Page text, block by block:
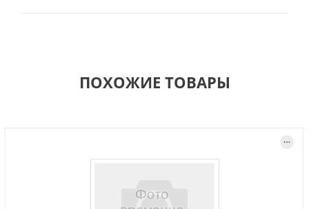
ПОХОЖИЕ ТОВАРЫ